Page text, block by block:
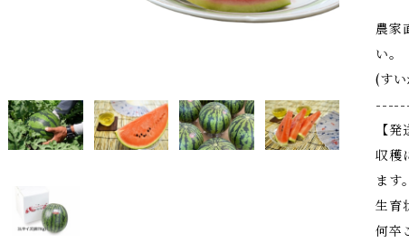
農家
い。
(す
【
収穫
ます。
生育
何卒